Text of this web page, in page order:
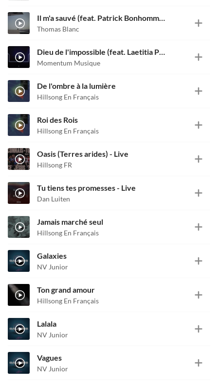
Il m'a sauvé (feat. Patrick Bonhomme & Minha)
Thomas Blanc
Dieu de l'impossible (feat. Laetitia Perraud)
Momentum Musique
De l'ombre à la lumière
Hillsong En Français
Roi des Rois
Hillsong En Français
Oasis (Terres arides) - Live
Hillsong FR
Tu tiens tes promesses - Live
Dan Luiten
Jamais marché seul
Hillsong En Français
Galaxies
NV Junior
Ton grand amour
Hillsong En Français
Lalala
NV Junior
Vagues
NV Junior